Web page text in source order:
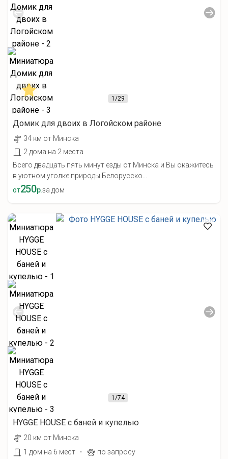
1/29
Домик для двоих в Логойском районе
34 км от Минска
2 дома на 2 места
Всего двадцать пять минут езды от Минска и Вы окажитесь
в уютном уголке природы Белорусско...
от250р.за дом
1/74
HYGGE HOUSE с баней и купелью
20 км от Минска
1 дом на 6 мест
· по запросу